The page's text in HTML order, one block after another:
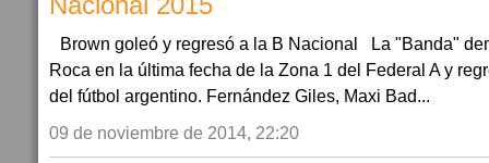
Brown goleó y regresó a la B Nacional La "Banda"
Roca en la última fecha de la Zona 1 del Federal A y
del fútbol argentino. Fernández Giles, Maxi Bad...
09 de noviembre de 2014, 22:20